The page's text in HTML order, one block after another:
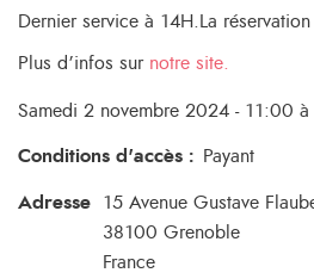
Dernier service à 14H.La
Plus d’infos sur notre site.
Samedi 2 novembre 2024 - 11:00
Conditions d'accès : Payant
Adresse
15 Avenue Gustave
38100 Grenoble
France